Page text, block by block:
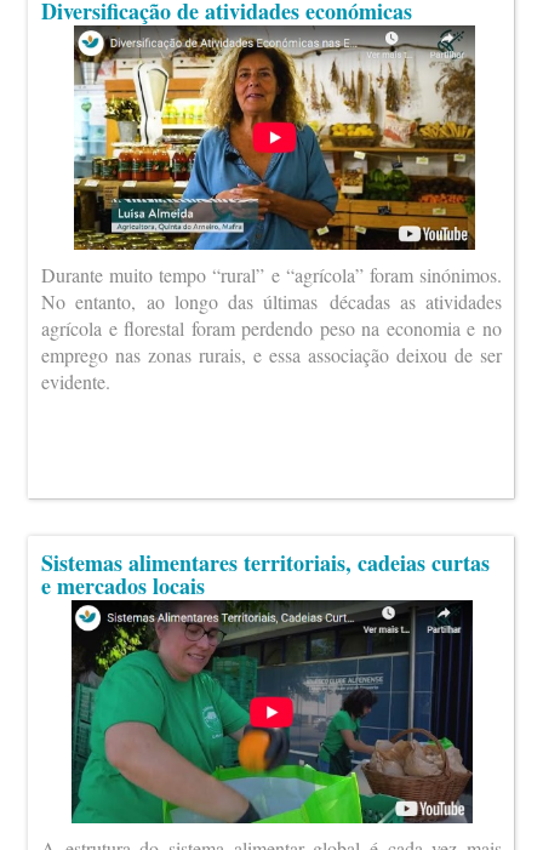
Diversificação de atividades económicas
Durante muito tempo “rural” e “agrícola” foram sinónimos.
No entanto, ao longo das últimas décadas as atividades
agrícola e florestal foram perdendo peso na economia e no
emprego nas zonas rurais, e essa associação deixou de ser
evidente.
Sistemas alimentares territoriais, cadeias curtas
e mercados locais